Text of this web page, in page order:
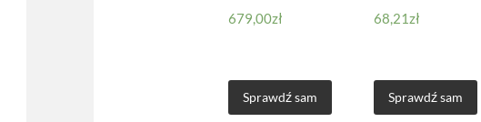
679,00zł
Sprawdź sam
68,21zł
Sprawdź sam